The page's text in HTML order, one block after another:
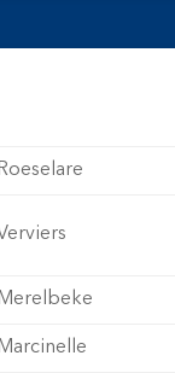
Roeselare
Merelbeke
Marcinelle